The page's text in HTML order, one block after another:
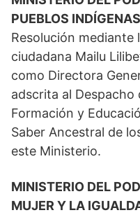
PUEBLOS INDÍGENAS
Resolución mediante
ciudadana Mailu
como Directora
adscrita al Despacho
Formación y
Saber Ancestral de
este Ministerio.
MINISTERIO DEL
MUJER Y LA